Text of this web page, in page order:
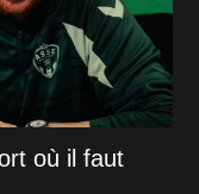
où il faut